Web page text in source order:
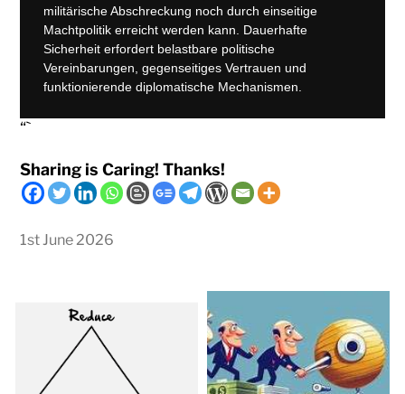
militärische Abschreckung noch durch einseitige
Machtpolitik erreicht werden kann. Dauerhafte
Sicherheit erfordert belastbare politische
Vereinbarungen, gegenseitiges Vertrauen und
funktionierende diplomatische Mechanismen.
“`
Sharing is Caring! Thanks!
1st June 2026